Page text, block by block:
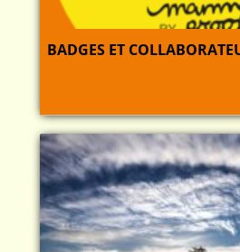
BADGES ET